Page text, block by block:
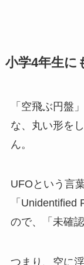
小学4年生に
「空飛ぶ円盤
な、丸い形を
ん。
UFOという言
「
ので、「未確
つまり、空に